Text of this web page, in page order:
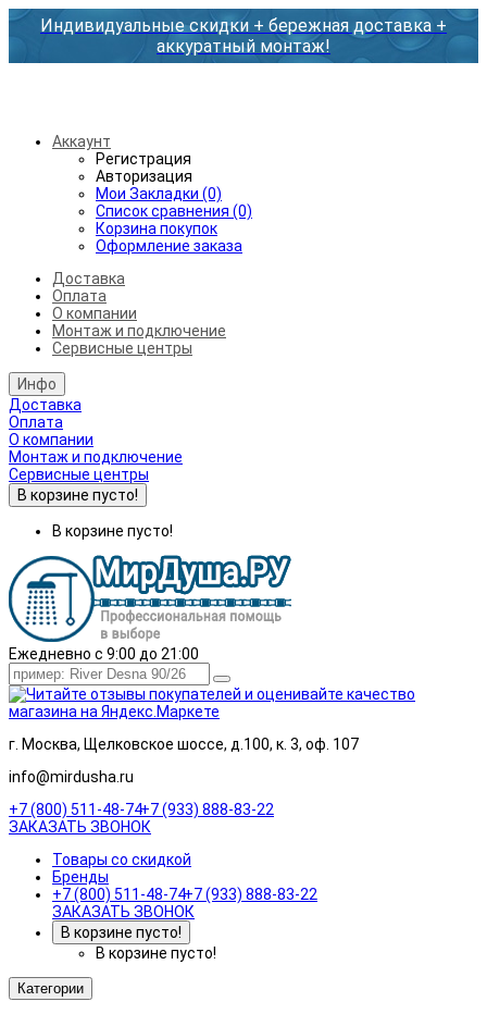
Индивидуальные скидки + бережная доставка +
аккуратный монтаж!
Аккаунт
Регистрация
Авторизация
Мои Закладки (0)
Список сравнения (0)
Корзина покупок
Оформление заказа
Доставка
Оплата
О компании
Монтаж и подключение
Сервисные центры
Инфо
Доставка
Оплата
О компании
Монтаж и подключение
Сервисные центры
В корзине пусто!
В корзине пусто!
Ежедневно с 9:00 до 21:00
г. Москва, Щелковское шоссе, д.100, к. 3, оф. 107
info@mirdusha.ru
+7 (800) 511-48-74+7 (933) 888-83-22
ЗАКАЗАТЬ ЗВОНОК
Товары со скидкой
Бренды
+7 (800) 511-48-74+7 (933) 888-83-22
ЗАКАЗАТЬ ЗВОНОК
В корзине пусто!
В корзине пусто!
Категории